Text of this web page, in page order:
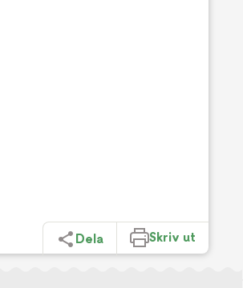
Dela Skriv ut